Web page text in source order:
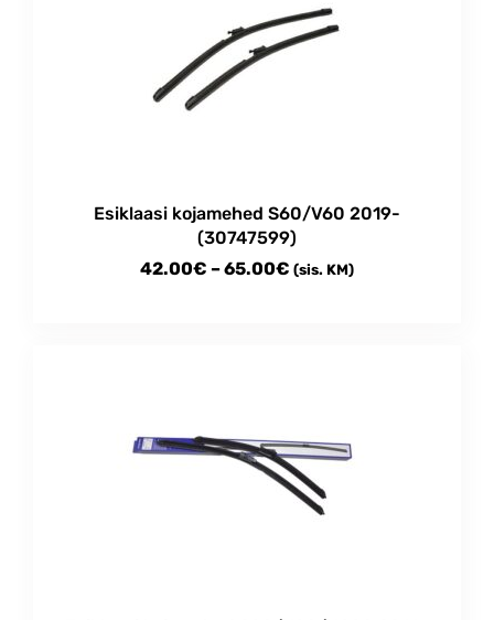
Esiklaasi kojamehed S60/V60 2019-
(30747599)
42.00€ –65.00€ Price
(sis. KM)